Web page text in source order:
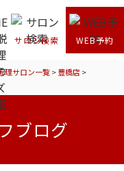
サロン検索 WEB予約
理サロン一覧>豊橋店>
ブログ